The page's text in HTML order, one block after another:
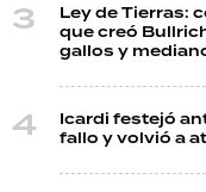
Ley de Tierras:
que creó
gallos y
Icardi festejó
fallo y volvió a